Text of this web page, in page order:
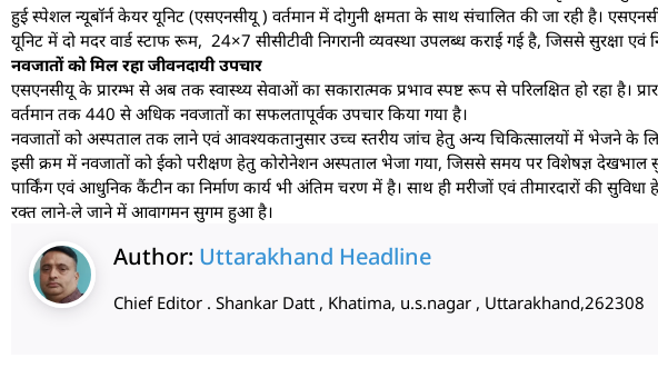
हुई स्पेशल न्यूबॉर्न केयर यूनिट (एसएनसीयू ) वर्तमान में दोगुनी क्षमता के साथ संचालित की जा रही है।
यूनिट में दो मदर वार्ड स्टाफ रूम, 24×7 सीसीटीवी निगरानी व्यवस्था उपलब्ध कराई गई है, जिससे सुरक्षा
नवजातों को मिल रहा जीवनदायी उपचार
एसएनसीयू के प्रारम्भ से अब तक स्वास्थ्य सेवाओं का सकारात्मक प्रभाव स्पष्ट रूप से परिलक्षित हो रहा है।
वर्तमान तक 440 से अधिक नवजातों का सफलतापूर्वक उपचार किया गया है।
नवजातों को अस्पताल तक लाने एवं आवश्यकतानुसार उच्च स्तरीय जांच हेतु अन्य चिकित्सालयों में भेजने के लिए
इसी क्रम में नवजातों को ईको परीक्षण हेतु कोरोनेशन अस्पताल भेजा गया, जिससे समय पर विशेषज्ञ
पार्किंग एवं आधुनिक कैंटीन का निर्माण कार्य भी अंतिम चरण में है। साथ ही मरीजों एवं तीमारदारों की
रक्त लाने-ले जाने में आवागमन सुगम हुआ है।
Author: Uttarakhand Headline
Chief Editor . Shankar Datt , Khatima, u.s.nagar , Uttarakhand,262308